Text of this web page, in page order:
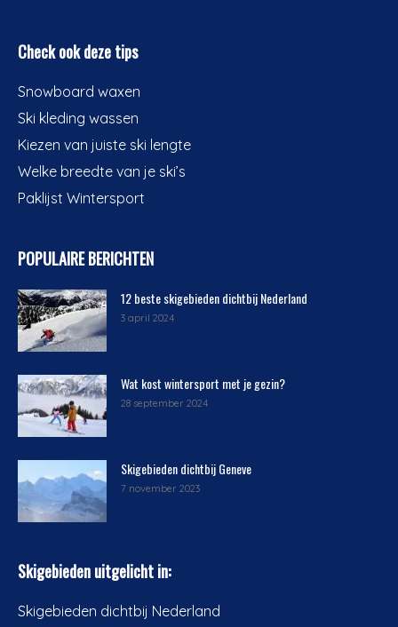
Check ook deze tips
Snowboard waxen
Ski kleding wassen
Kiezen van juiste ski lengte
Welke breedte van je ski’s
Paklijst Wintersport
POPULAIRE BERICHTEN
12 beste skigebieden dichtbij Nederland
3 april 2024
Wat kost wintersport met je gezin?
28 september 2024
Skigebieden dichtbij Geneve
7 november 2023
Skigebieden uitgelicht in:
Skigebieden dichtbij Nederland